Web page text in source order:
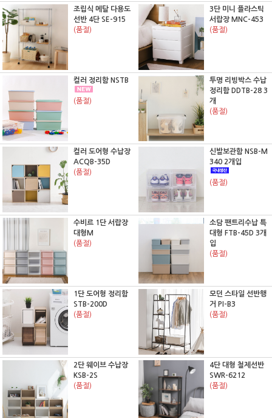
조립식 메탈 다용도
선반 4단 SE-915
(품절)
3단 미니 플라스틱
서랍장 MNC-453
(품절)
컬러 정리함 NSTB
(품절)
투명 리빙박스 수납
정리함 DDTB-28 3
개
(품절)
컬러 도어형 수납장
ACQB-35D
(품절)
신발보관함 NSB-M
340 2개입
(품절)
수비르 1단 서랍장
대형M
(품절)
소담 팬트리수납 특
대형 FTB-45D 3개
입
(품절)
1단 도어형 정리함
STB-200D
(품절)
모던 스타일 선반행
거 PI-B3
(품절)
2단 웨이브 수납장
KSB-2S
(품절)
4단 대형 철제선반
SWR-6212
(품절)